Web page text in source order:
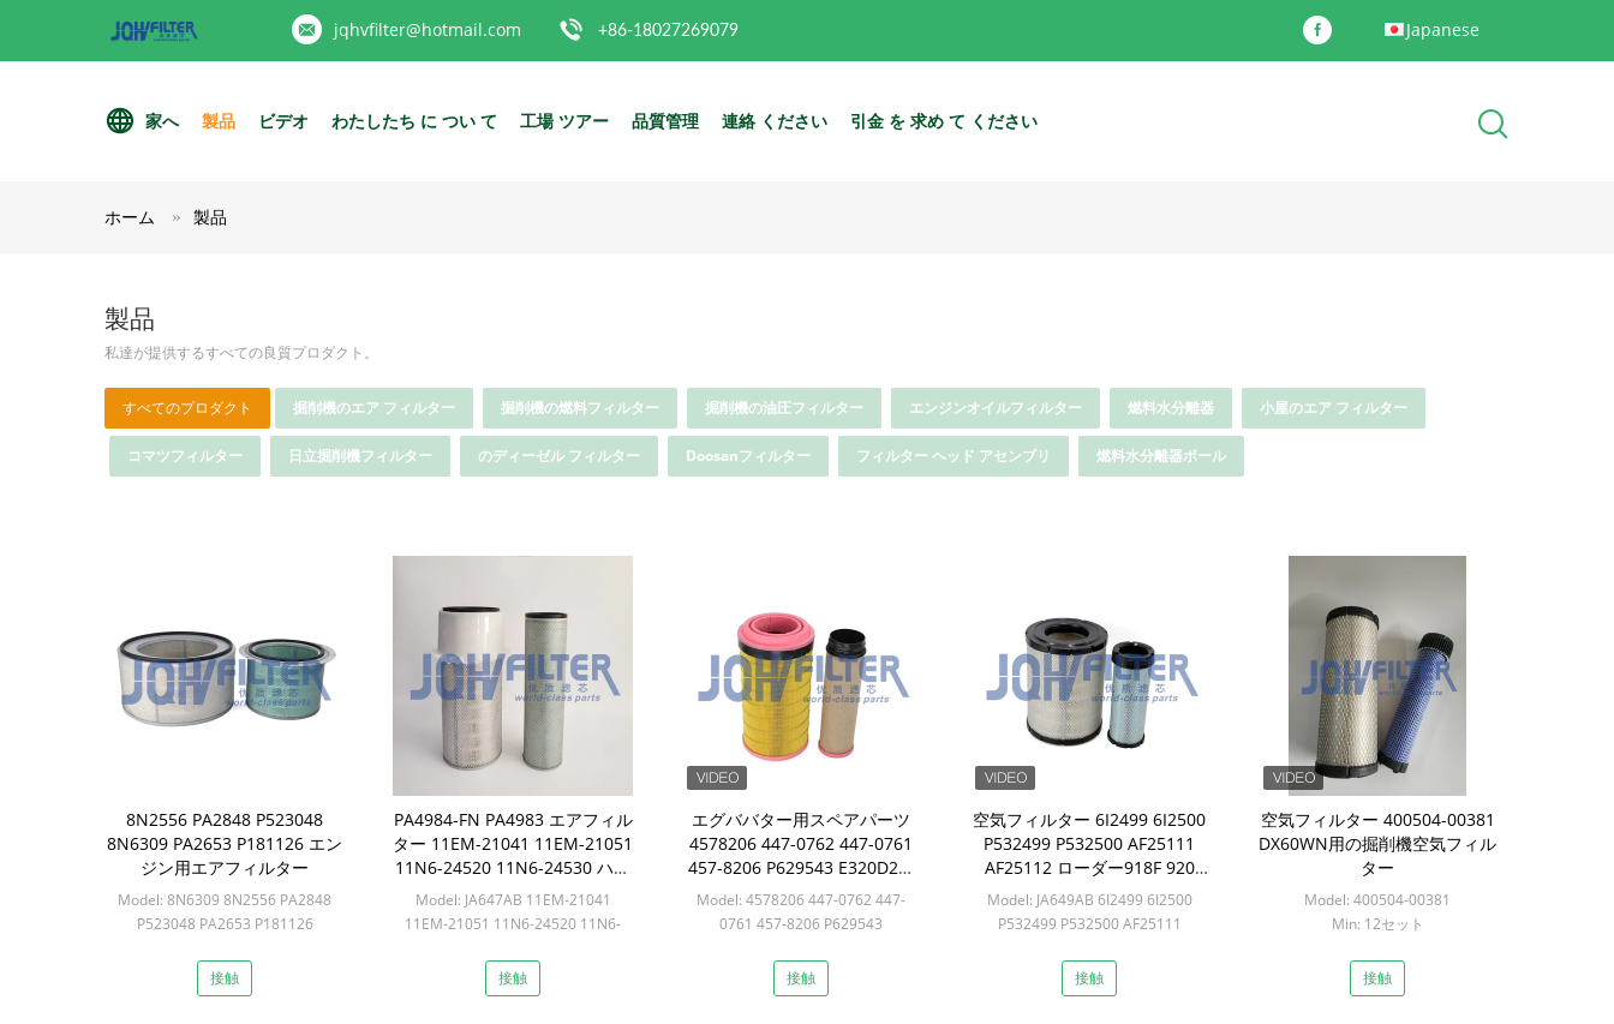
jqhvfilter@hotmail.com +86-18027269079 Japanese
家へ 製品 ビデオ わたしたち に つい て 工場 ツアー 品質管理 連絡 ください 引金 を 求め て ください
ホーム 製品
製品
私達が提供するすべての良質プロダクト。
すべてのプロダクト 掘削機のエア フィルター 掘削機の燃料フィルター 掘削機の油圧フィルター エンジンオイルフィルター 燃料水分離器 小屋のエア フィルター
コマツフィルター 日立掘削機フィルター のディーゼル フィルター Doosanフィルター フィルター ヘッド アセンブリ 燃料水分離器ボール
8N2556 PA2848 P523048
8N6309 PA2653 P181126 エン
ジン用エアフィルター
Model: 8N6309 8N2556 PA2848
P523048 PA2653 P181126
接触
PA4984-FN PA4983 エアフィル
ター 11EM-21041 11EM-21051
11N6-24520 11N6-24530 ハイ
ンダイ掘削機R215-5 R215-7用
に
Model: JA647AB 11EM-21041
11EM-21051 11N6-24520 11N6-
ちら
Min: 12セット
接触
エグババター用スペアパーツ
4578206 447-0762 447-0761
457-8206 P629543 E320D2用
のエアフィルター
Model: 4578206 447-0762 447-
0761 457-8206 P629543
接触
空気フィルター 6I2499 6I2500
P532499 P532500 AF25111
AF25112 ローダー918F 920
928F/G 953B/C グレード
120H/G トラクターD4H/E
Model: JA649AB 6I2499 6I2500
P532499 P532500 AF25111
接触
空気フィルター 400504-00381
DX60WN用の掘削機空気フィル
ター
Model: 400504-00381
Min: 12セット
接触